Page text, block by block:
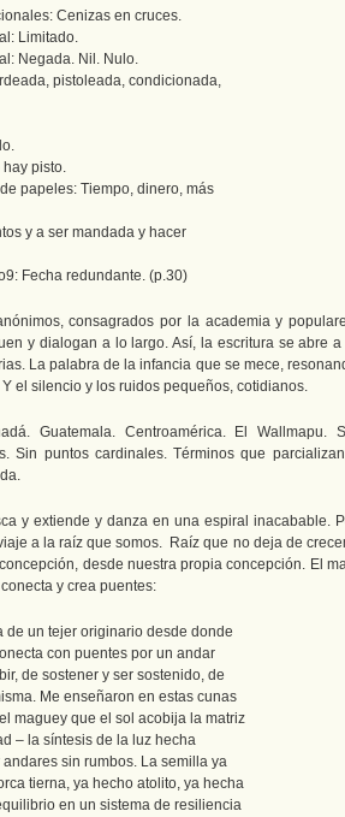
Cenizas en cruces.
Limitado.
Negada. Nil. Nulo.
pistoleada, condicionada,
hay pisto.
papeles: Tiempo, dinero, más
y a ser mandada y hacer
Fecha redundante. (p.30)
consagrados por la academia y
y dialogan a lo largo. Así, la escritura se abre a
La palabra de la infancia que se mece,
el silencio y los ruidos pequeños, cotidianos.
Guatemala. Centroamérica. El Wallmapu.
Sin puntos cardinales. Términos que
y extiende y danza en una espiral inacabable.
a la raíz que somos. Raíz que no deja de
desde nuestra propia concepción. El
y crea puentes:
de un tejer originario desde donde
con puentes por un andar
de sostener y ser sostenido, de
Me enseñaron en estas cunas
maguey que el sol acobija la matriz
– la síntesis de la luz hecha
sin rumbos. La semilla ya
tierna, ya hecho atolito, ya hecha
en un sistema de resiliencia